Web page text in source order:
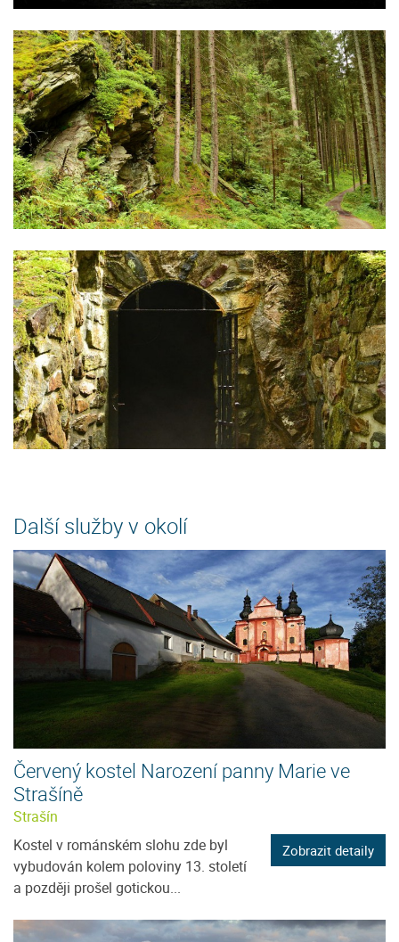
Další služby v okolí
Červený kostel Narození panny Marie ve
Strašíně
Strašín
Kostel v románském slohu zde byl
vybudován kolem poloviny 13. století
a později prošel gotickou...
Zobrazit detaily